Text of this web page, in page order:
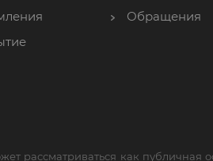
Обращения
рассматриваться как